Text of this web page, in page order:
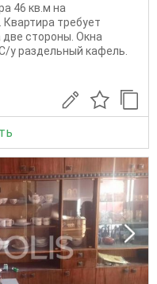
46 кв.м на
Квартира требует
стороны. Окна
у раздельный кафель.